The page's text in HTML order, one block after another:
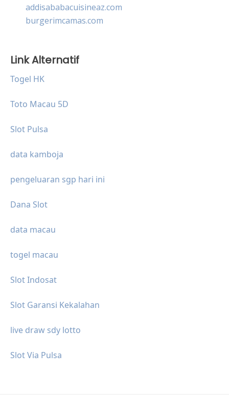
addisababacuisineaz.com
burgerimcamas.com
Link Alternatif
Togel HK
Toto Macau 5D
Slot Pulsa
data kamboja
pengeluaran sgp hari ini
Dana Slot
data macau
togel macau
Slot Indosat
Slot Garansi Kekalahan
live draw sdy lotto
Slot Via Pulsa